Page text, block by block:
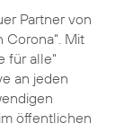
Partner von
Corona“. Mit
für alle“
an jeden
öffentlichen